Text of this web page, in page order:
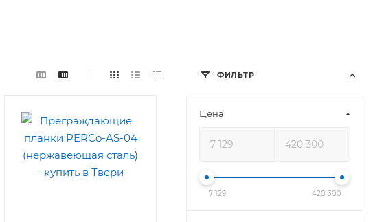
ФИЛЬТР
Цена
7 129 420 300